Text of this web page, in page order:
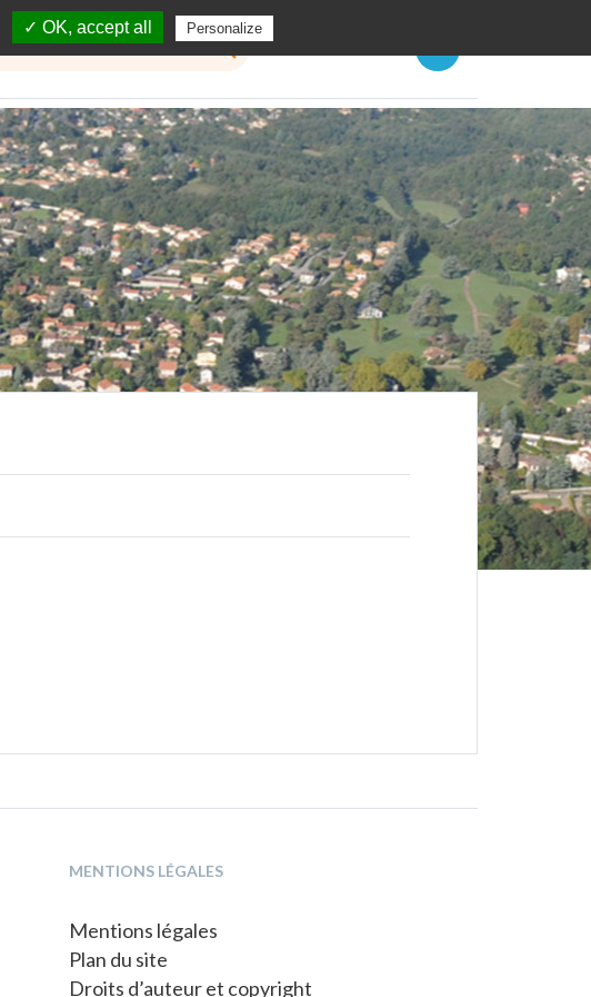
MENTIONS LÉGALES
Mentions légales
Plan du site
Droits d’auteur et copyright
✓ OK, accept all Personalize